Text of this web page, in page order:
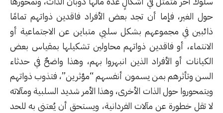
حول الغير، فإما أن تجد بعض الأفراد فاقدين ذواتهم تمامًا
ذائبين في مجموعهم بشكل سلبي متباين عن الاجتماعية أو
الانتماء، أو فاقدين ذواتهم محاولين تشكيلها بمقياس بعض
الكيانات أو الأفراد الذين انبهروا بهم، وهذا واضحٌ في حدثاء
السن وتأثرهم بمن يسمون أنفسهم “مؤثرين”، فتذوب ذواتهم
ويتمحوروا حول الذات الأخرى، وهذا الأمر شديد السلبية ومآلاته
لا تقل خطورة عن مآلات الفردانية، ويستحق أن يُعتنى به للحد